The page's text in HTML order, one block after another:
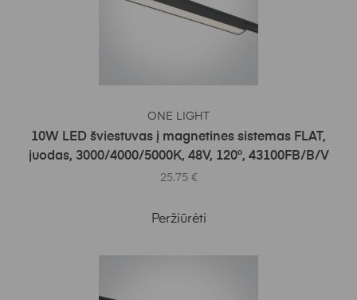
ONE LIGHT
10W LED šviestuvas į magnetines sistemas FLAT,
juodas, 3000/4000/5000K, 48V, 120°, 43100FB/B/V
25.75 €
Peržiūrėti